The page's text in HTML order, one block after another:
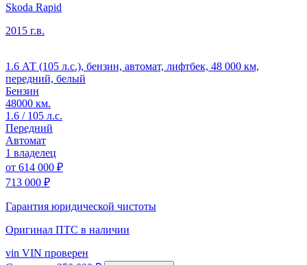
Skoda Rapid
2015 г.в.
1.6 АТ (105 л.с.), бензин, автомат, лифтбек, 48 000 км,
передний, белый
Бензин
48000 км.
1.6 / 105 л.с.
Передний
Автомат
1 владелец
от 614 000 ₽
713 000 ₽
Гарантия юридической чистоты
Оригинал ПТС в наличии
vin VIN проверен